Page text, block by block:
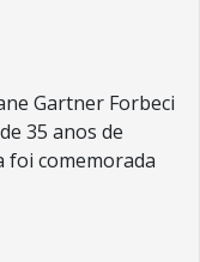
Gartner Forbeci
35 anos de
foi comemorada